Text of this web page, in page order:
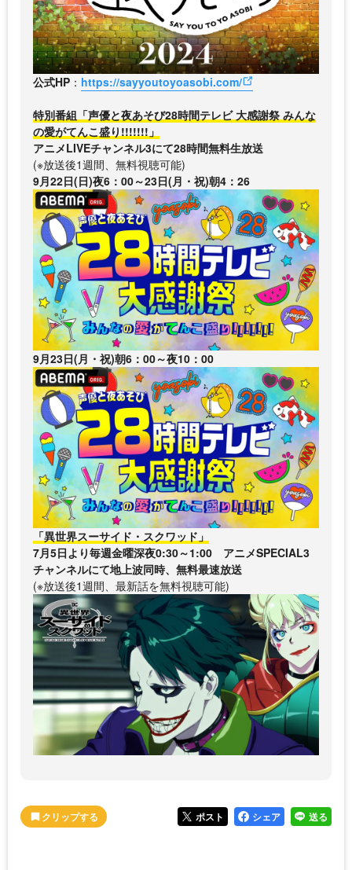
公式HP ： https://sayyoutoyoasobi.com/
特別番組「声優と夜あそび28時間テレビ 大感謝祭 みんな
の愛がてんこ盛り!!!!!!!」
アニメLIVEチャンネル3にて28時間無料生放送
(※放送後1週間、無料視聴可能)
9月22日(日)夜6：00～23日(月・祝)朝4：26
9月23日(月・祝)朝6：00～夜10：00
「異世界スーサイド・スクワッド」
7月5日より毎週金曜深夜0:30～1:00 アニメSPECIAL3
チャンネルにて地上波同時、無料最速放送
(※放送後1週間、最新話を無料視聴可能)
ポスト シェア 送る